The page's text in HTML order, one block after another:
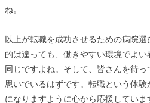
ね。
以上が転職を成功させるための病院
的は違っても、働きやすい環境でよ
同じですよね。そして、皆さんを待
思いでいるはずです。転職という体
になりますように心から応援していま